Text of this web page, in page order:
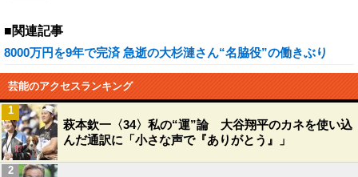
■関連記事
8000万円を9年で完済 急逝の大杉漣さん“名脇役”の働きぶり
芸能のアクセスランキング
萩本欽一〈34〉私の“運”論 大谷翔平のカネを使い込
んだ通訳に「小さな声で『ありがとう』」
1
2